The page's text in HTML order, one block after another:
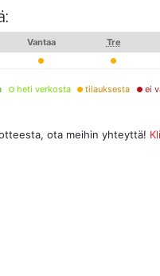
Vantaa Tre
heti verkosta tilauksesta ei
ota meihin yhteyttä!